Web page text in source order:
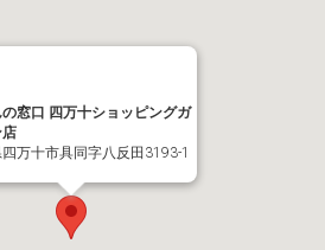
窓口 四万十ショッピングガ
店
万十市具同字八反田3193-1